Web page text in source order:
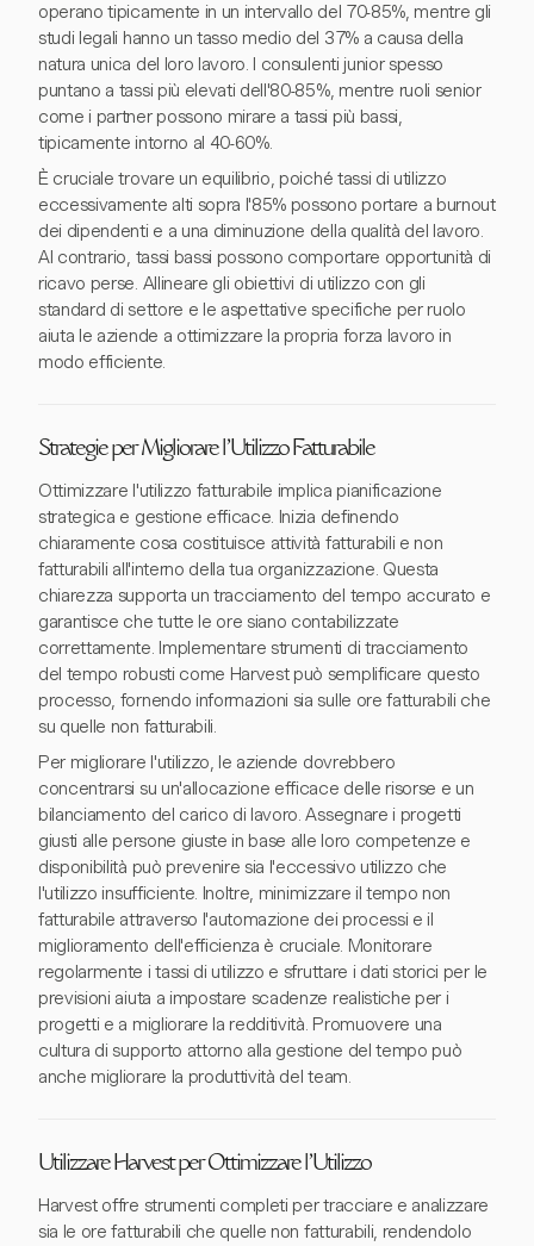
operano tipicamente in un intervallo del 70-85%, mentre gli
studi legali hanno un tasso medio del 37% a causa della
natura unica del loro lavoro. I consulenti junior spesso
puntano a tassi più elevati dell'80-85%, mentre ruoli senior
come i partner possono mirare a tassi più bassi,
tipicamente intorno al 40-60%.
È cruciale trovare un equilibrio, poiché tassi di utilizzo
eccessivamente alti sopra l'85% possono portare a burnout
dei dipendenti e a una diminuzione della qualità del lavoro.
Al contrario, tassi bassi possono comportare opportunità di
ricavo perse. Allineare gli obiettivi di utilizzo con gli
standard di settore e le aspettative specifiche per ruolo
aiuta le aziende a ottimizzare la propria forza lavoro in
modo efficiente.
Strategie per Migliorare l'Utilizzo Fatturabile
Ottimizzare l'utilizzo fatturabile implica pianificazione
strategica e gestione efficace. Inizia definendo
chiaramente cosa costituisce attività fatturabili e non
fatturabili all'interno della tua organizzazione. Questa
chiarezza supporta un tracciamento del tempo accurato e
garantisce che tutte le ore siano contabilizzate
correttamente. Implementare strumenti di tracciamento
del tempo robusti come Harvest può semplificare questo
processo, fornendo informazioni sia sulle ore fatturabili che
su quelle non fatturabili.
Per migliorare l'utilizzo, le aziende dovrebbero
concentrarsi su un'allocazione efficace delle risorse e un
bilanciamento del carico di lavoro. Assegnare i progetti
giusti alle persone giuste in base alle loro competenze e
disponibilità può prevenire sia l'eccessivo utilizzo che
l'utilizzo insufficiente. Inoltre, minimizzare il tempo non
fatturabile attraverso l'automazione dei processi e il
miglioramento dell'efficienza è cruciale. Monitorare
regolarmente i tassi di utilizzo e sfruttare i dati storici per le
previsioni aiuta a impostare scadenze realistiche per i
progetti e a migliorare la redditività. Promuovere una
cultura di supporto attorno alla gestione del tempo può
anche migliorare la produttività del team.
Utilizzare Harvest per Ottimizzare l'Utilizzo
Harvest offre strumenti completi per tracciare e analizzare
sia le ore fatturabili che quelle non fatturabili, rendendolo